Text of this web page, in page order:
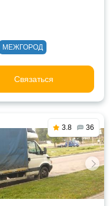
МЕЖГОРОД
Связаться
3.8 36